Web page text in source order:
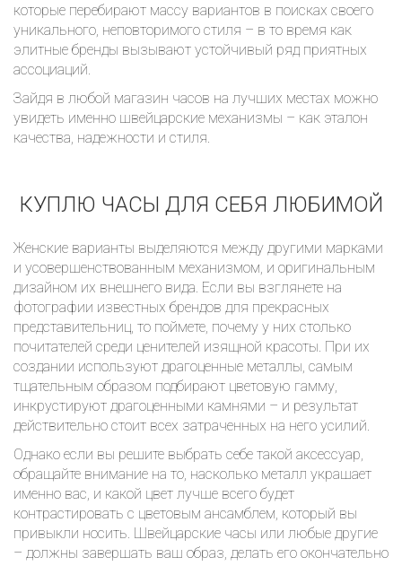
которые перебирают массу вариантов в поисках своего
уникального, неповторимого стиля – в то время как
элитные бренды вызывают устойчивый ряд приятных
ассоциаций.
Зайдя в любой магазин часов на лучших местах можно
увидеть именно швейцарские механизмы – как эталон
качества, надежности и стиля.
КУПЛЮ ЧАСЫ ДЛЯ СЕБЯ ЛЮБИМОЙ
Женские варианты выделяются между другими марками
и усовершенствованным механизмом, и оригинальным
дизайном их внешнего вида. Если вы взглянете на
фотографии известных брендов для прекрасных
представительниц, то поймете, почему у них столько
почитателей среди ценителей изящной красоты. При их
создании используют драгоценные металлы, самым
тщательным образом подбирают цветовую гамму,
инкрустируют драгоценными камнями – и результат
действительно стоит всех затраченных на него усилий.
Однако если вы решите выбрать себе такой аксессуар,
обращайте внимание на то, насколько металл украшает
именно вас, и какой цвет лучше всего будет
контрастировать с цветовым ансамблем, который вы
привыкли носить. Швейцарские часы или любые другие
– должны завершать ваш образ, делать его окончательно